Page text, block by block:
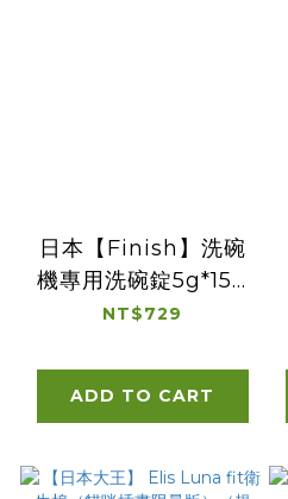
日本【Finish】洗碗
機專用洗碗錠5g*150
入 波蘭原裝進口
NT$729
ADD TO CART